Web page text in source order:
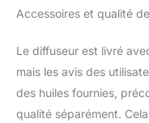
UNIQUE - Notre
moderne
ornement, qui
plupart des
avez des
pas à nous
Accessoires et qualité
Le diffuseur est livré
mais les avis des
des huiles fournies,
qualité séparément.